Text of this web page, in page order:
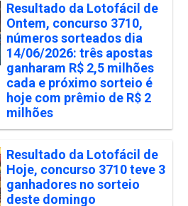
Resultado da Lotofácil de
Ontem, concurso 3710,
números sorteados dia
14/06/2026: três apostas
ganharam R$ 2,5 milhões
cada e próximo sorteio é
hoje com prêmio de R$ 2
milhões
Resultado da Lotofácil de
Hoje, concurso 3710 teve 3
ganhadores no sorteio
deste domingo